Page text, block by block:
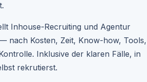
Inhouse-Recruiting und Agentur
nach Kosten, Zeit, Know-how, Tools,
Inklusive der klaren Fälle, in
rekrutierst.